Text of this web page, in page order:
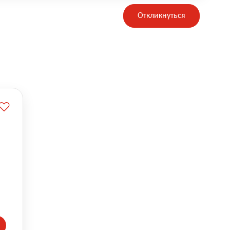
Откликнуться